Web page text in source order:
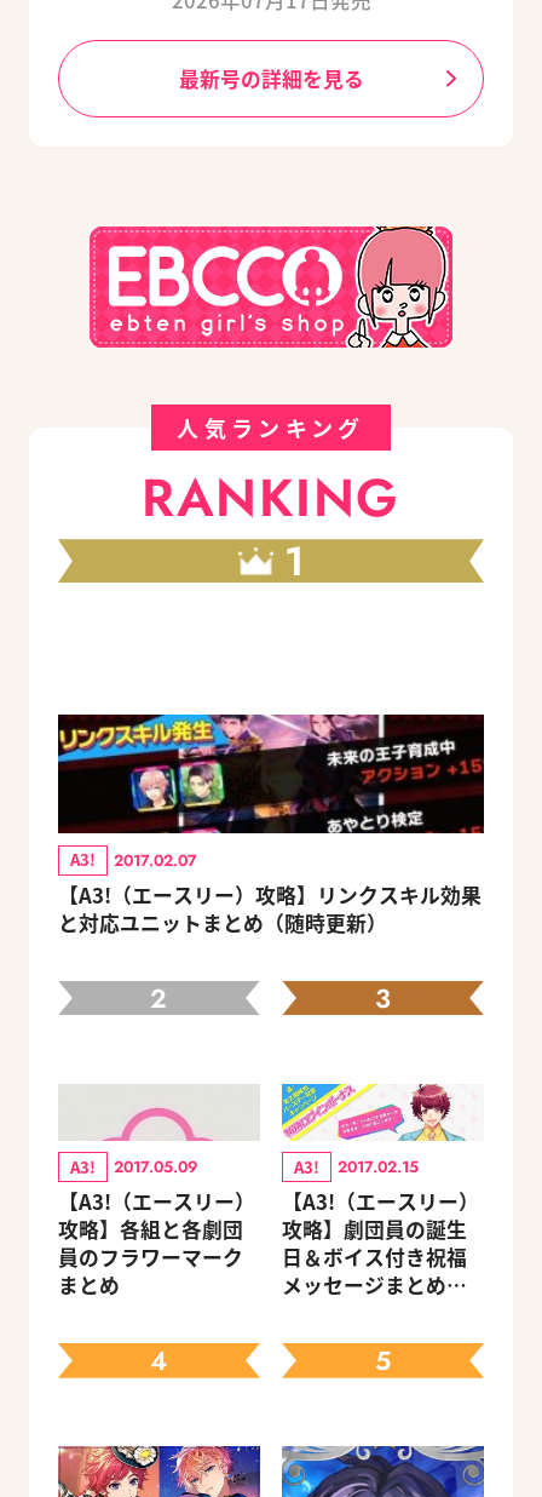
最新号の詳細を見る
人気ランキング
RANKING
1
A3! 2017.02.07
【A3!（エースリー）攻略】リンクスキル効果
と対応ユニットまとめ（随時更新）
2
A3! 2017.05.09
【A3!（エースリー）
攻略】各組と各劇団
員のフラワーマーク
まとめ
3
A3! 2017.02.15
【A3!（エースリー）
攻略】劇団員の誕生
日＆ボイス付き祝福
メッセージまとめ
4 5